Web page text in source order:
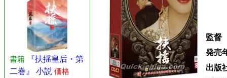
書籍
『扶揺皇后・第
二巻』 小説 価格
監督
発売
出版